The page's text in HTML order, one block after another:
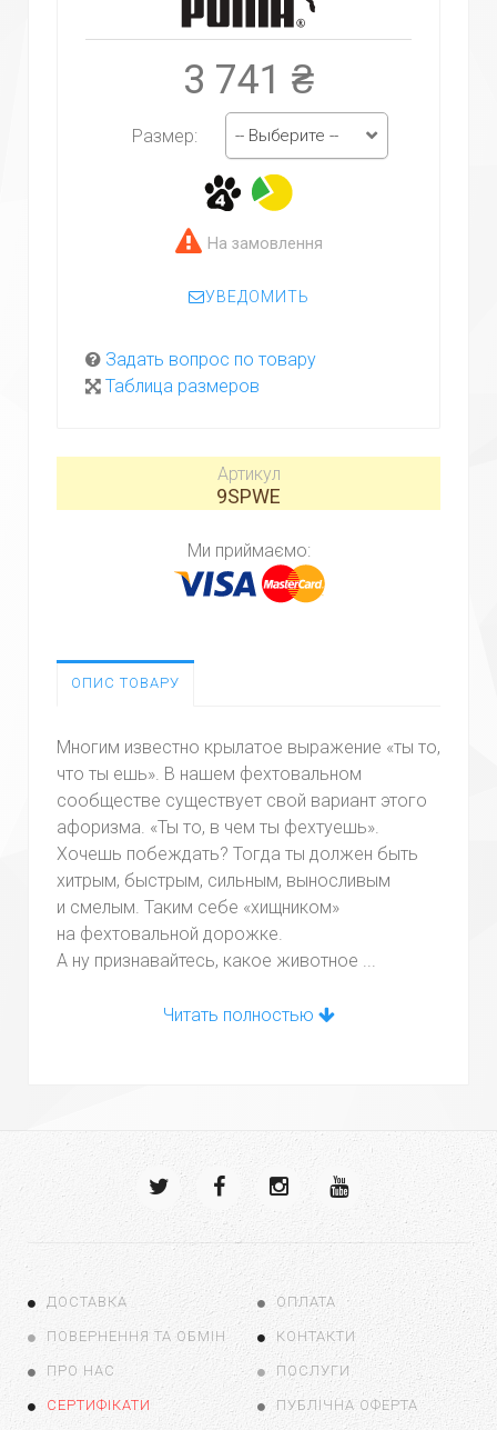
3 741 ₴
Размер: -- Выберите --
На замовлення
УВЕДОМИТЬ
Задать вопрос по товару
Таблица размеров
Артикул
9SPWE
Ми приймаємо:
ОПИС ТОВАРУ
Многим известно крылатое выражение «ты то,
что ты ешь». В нашем фехтовальном
сообществе существует свой вариант этого
афоризма. «Ты то, в чем ты фехтуешь».
Хочешь побеждать? Тогда ты должен быть
хитрым, быстрым, сильным, выносливым
и смелым. Таким себе «хищником»
на фехтовальной дорожке.
А ну признавайтесь, какое животное ...
Читать полностью
ДОСТАВКА ОПЛАТА
ПОВЕРНЕННЯ ТА ОБМІН КОНТАКТИ
ПРО НАС ПОСЛУГИ
СЕРТИФІКАТИ ПУБЛІЧНА ОФЕРТА